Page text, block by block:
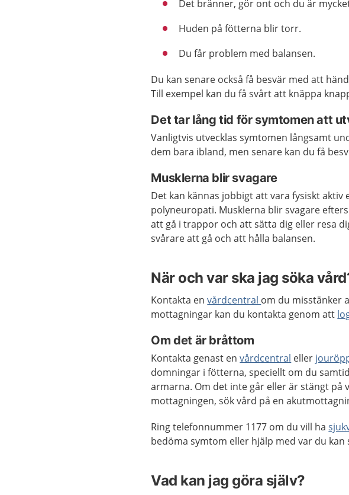
Det bränner, gör ont och du är
Huden på fötterna blir torr.
Du får problem med balansen.
Du kan senare också få besvär med att
Till exempel kan du få svårt att knäppa
Det tar lång tid för symtomen att
Vanligtvis utvecklas symtomen långsamt
dem bara ibland, men senare kan du få
Musklerna blir svagare
Det kan kännas jobbigt att vara fysiskt
polyneuropati. Musklerna blir svagare
att gå i trappor och att sätta dig eller resa
svårare att gå och att hålla balansen.
När och var ska jag söka
Kontakta envårdcentral om du misstänker
mottagningar kan du kontakta genom att
Om det är bråttom
Kontakta genast envårdcentral eller
domningar i fötterna, speciellt om du
armarna. Om det inte går eller är stängt
mottagningen, sök vård på en
Ring telefonnummer 1177 om du vill ha
bedöma symtom eller hjälp med var du kan
Vad kan jag göra själv?